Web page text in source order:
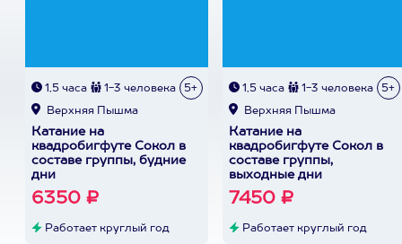
1,5 часа 1-3 человека 5+
Верхняя Пышма
Катание на
квадробигфуте Сокол в
составе группы, будние
дни
6350 ₽
Работает круглый год
1,5 часа 1-3 человека 5+
Верхняя Пышма
Катание на
квадробигфуте Сокол в
составе группы,
выходные дни
7450 ₽
Работает круглый год